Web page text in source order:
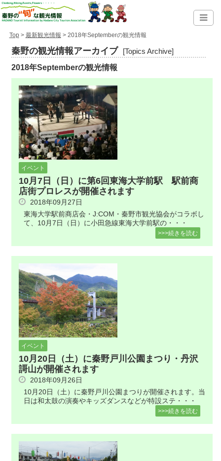
Top> 最新観光情報 > 2018年Septemberの観光情報
秦野の観光情報アーカイブ [Topics Archive]
2018年Septemberの観光情報
イベント
10月7日（日）に第6回東海大学前駅 駅前商
店街プロレスが開催されます
2018年09月27日
東海大学駅前商店会・J:COM・秦野市観光協会がコラボし
て、10月7日（日）に小田急線東海大学前駅の・・・
>>>続きを読む
イベント
10月20日（土）に秦野戸川公園まつり・丹沢
謌山が開催されます
2018年09月26日
10月20日（土）に秦野戸川公園まつりが開催されます。当
日は和太鼓の演奏やキッズダンスなどが特設ステ・・・
>>>続きを読む